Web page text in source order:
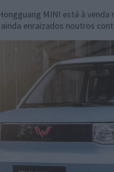
MINI está à
enraizados noutros